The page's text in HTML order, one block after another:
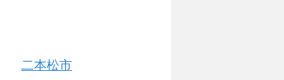
二本松市